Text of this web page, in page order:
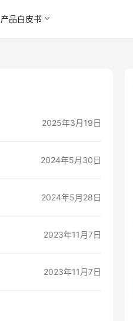
产品白皮书
2025年3月19日
2024年5月30日
2024年5月28日
2023年11月7日
2023年11月7日